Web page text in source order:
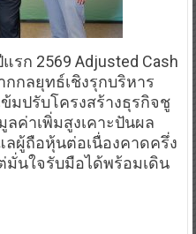
ก 2569 Adjusted Cash
กลยุทธ์เชิงรุกบริหาร
มปรับโครงสร้างธุรกิจชู
ค่าเพิ่มสูงเคาะปันผล
ผู้ถือหุ้นต่อเนื่องคาดครึ่ง
นใจรับมือได้พร้อมเดิน
2569 แข็งแกร่งกว่า